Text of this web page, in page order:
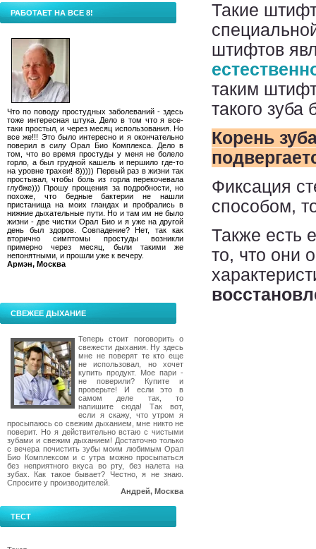
РАБОТАЕТ НА ВСЕ 8!
Что по поводу простудных заболеваний - здесь
тоже интересная штука. Дело в том что я все-
таки простыл, и через месяц использования. Но
все же!!! Это было интересно и я окончательно
поверил в силу Орал Био Комплекса. Дело в
том, что во время простуды у меня не болело
горло, а был грудной кашель и першило где-то
на уровне трахеи! 8))))) Первый раз в жизни так
простывал, чтобы боль из горла перекочевала
глубже))) Прошу прощения за подробности, но
похоже, что бедные бактерии не нашли
пристанища на моих гландах и пробрались в
нижние дыхательные пути. Но и там им не было
жизни - две чистки Орал Био и я уже на другой
день был здоров. Совпадение? Нет, так как
вторично симптомы простуды возникли
примерно через месяц, были такими же
непонятными, и прошли уже к вечеру.
Армэн, Москва
СВЕЖЕЕ ДЫХАНИЕ
Теперь стоит поговорить о
свежести дыхания. Ну здесь
мне не поверят те кто еще
не использовал, но хочет
купить продукт. Мое пари -
не поверили? Купите и
проверьте! И если это в
самом деле так, то
напишите сюда! Так вот,
если я скажу, что утром я
просыпаюсь со свежим дыханием, мне никто не
поверит. Но я действительно встаю с чистыми
зубами и свежим дыханием! Достаточно только
с вечера почистить зубы моим любимым Орал
Био Комплексом и с утра можно просыпаться
без неприятного вкуса во рту, без налета на
зубах. Как такое бывает? Честно, я не знаю.
Спросите у производителей.
Андрей, Москва
ТЕСТ
Такие
штифтов
таким
такого зуба
Корень
Фиксация
способом,
Также есть
то, что они